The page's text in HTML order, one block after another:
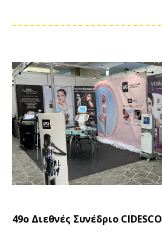
49ο Διεθνές Συνέδριο CIDESCO